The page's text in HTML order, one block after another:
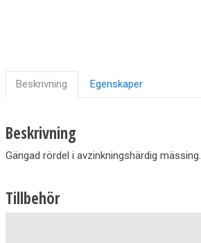
Beskrivning Egenskaper
Beskrivning
Gängad rördel i avzinkningshärdig mässing.
Tillbehör